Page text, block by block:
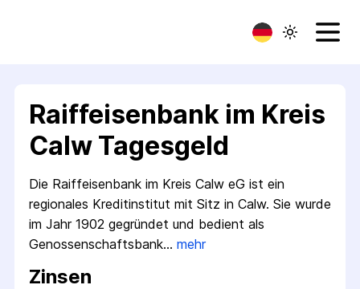
Raiffeisenbank im Kreis
Calw Tagesgeld
Die Raiffeisenbank im Kreis Calw eG ist ein
regionales Kredit­institut mit Sitz in Calw. Sie wurde
im Jahr 1902 gegründet und bedient als
Genossen­schaftsbank… mehr
Zinsen